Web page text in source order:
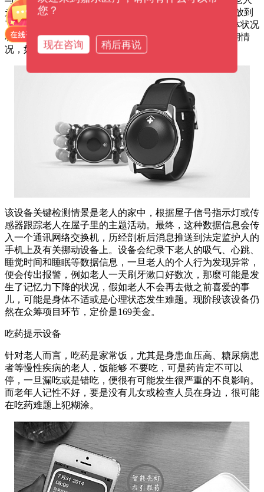
走丢不一样，由CarePredict设计方案的Tempo腕带把关键放到
了紧密跟踪老年人所做的事上，专业精确测量老年人身体状况
和与年纪相关的个人行为主题活动，注意健康难题的初期情
况，如出现异常立刻向医护人员警报。
该设备关键检测情景是老人的家中，根据屋子信号指示灯或传
感器跟踪老人在屋子里的主题活动。最终，这种数据信息会传
入一个通讯网络交换机，历经剖析后消息推送到法定监护人的
手机上及有关挪动设备上。设备会纪录下老人的吸气、心跳、
睡觉时间和睡眠等数据信息，一旦老人的个人行为发现异常，
便会传出报警，例如老人一天刷牙漱口好数次，那麼可能是发
生了记忆力下降的状况，假如老人不会再去做之前喜爱的事
儿，可能是身体不适或是心理状态发生难题。现阶段该设备仍
然在众筹项目环节，定价是169美金。
吃药提示设备
针对老人而言，吃药是家常饭，尤其是身患血压高、糖尿病患
者等慢性疾病的老人，饭能够 不要吃，可是药肯定不可以
停，一旦漏吃或是错吃，便很有可能发生很严重的不良影响。
而老年人记性不好，要是没有儿女或检查人员在身边，很可能
在吃药难题上犯糊涂。
您？
现在咨询 稍后再说